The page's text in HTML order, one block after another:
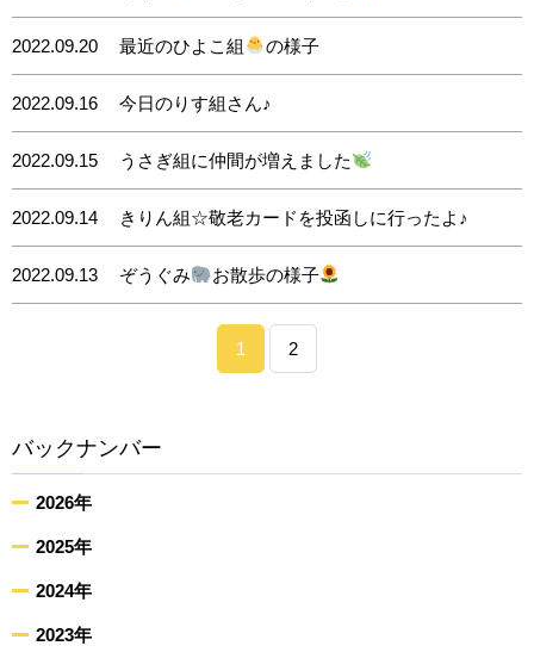
2022.09.20 最近のひよこ組 の様子
2022.09.16 今日のりす組さん♪
2022.09.15 うさぎ組に仲間が増えました
2022.09.14 きりん組☆敬老カードを投函しに行ったよ♪
2022.09.13 ぞうぐみ お散歩の様子
1 2
バックナンバー
2026年
2025年
2024年
2023年